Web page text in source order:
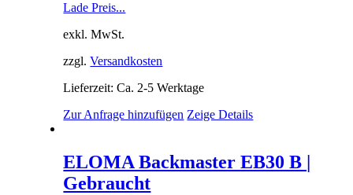
Lade Preis...
exkl. MwSt.
zzgl.Versandkosten
Lieferzeit: Ca. 2-5 Werktage
Zur Anfrage hinzufügen Zeige Details
ELOMA Backmaster EB30 B |
Gebraucht